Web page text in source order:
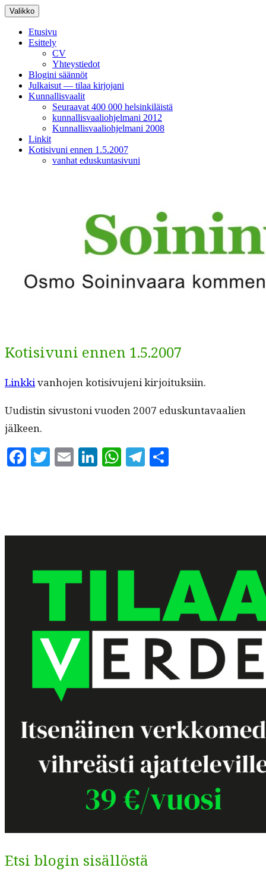
Siirry
sisältöön
Valikko
Etusivu
Esittely
CV
Yhteystiedot
Blogini säännöt
Julkaisut — tilaa kirjojani
Kunnallisvaalit
Seuraavat 400 000 helsinkiläistä
kunnallisvaaliohjelmani 2012
Kunnallisvaaliohjelmani 2008
Linkit
Kotisivuni ennen 1.5.2007
vanhat eduskuntasivuni
Kotisivuni ennen 1.5.2007
Link­kivan­ho­jen koti­sivu­jeni kirjoituksiin.
Uud­is­tin sivus­toni vuo­den 2007 eduskun­tavaalien
jälkeen.
Facebook
TwitterEmailLinkedIn
WhatsApp
Telegram
Etsi blogin sisällöstä